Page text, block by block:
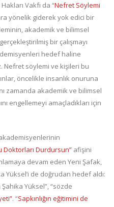
Vakfı da “Nefret Söylemi
yönelik giderek yok edici bir
akademik ve bilimsel
bir çalışmayı
hedef haline
Nefret söylemi ve kişileri bu
öncelikle insanlık onuruna
zamanda akademik ve bilimsel
engellemeyi amaçladıkları için
Doktorları Durdursun” afişini
devam eden Yeni Şafak,
Yüksel’i de doğrudan hedef aldı:
Şahika Yüksel”, “sözde
. “Sapkınlığın eğitimini de